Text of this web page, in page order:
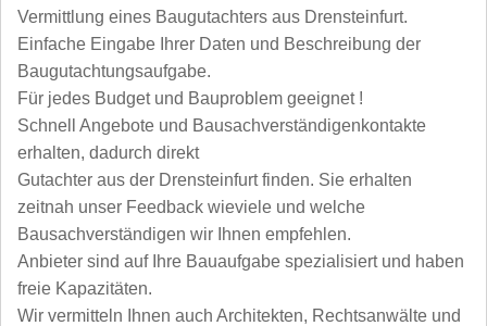
Vermittlung eines Baugutachters aus Drensteinfurt.
Einfache Eingabe Ihrer Daten und Beschreibung der
Baugutachtungsaufgabe.
Für jedes Budget und Bauproblem geeignet !
Schnell Angebote und Bausachverständigenkontakte
erhalten, dadurch direkt
Gutachter aus der Drensteinfurt finden. Sie erhalten
zeitnah unser Feedback wieviele und welche
Bausachverständigen wir Ihnen empfehlen.
Anbieter sind auf Ihre Bauaufgabe spezialisiert und haben
freie Kapazitäten.
Wir vermitteln Ihnen auch Architekten, Rechtsanwälte und